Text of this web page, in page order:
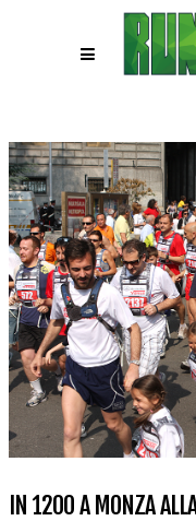
IN 1200 A MONZA